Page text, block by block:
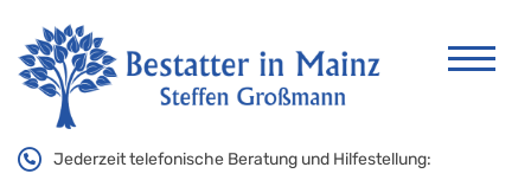
Jederzeit telefonische Beratung und Hilfestellung: